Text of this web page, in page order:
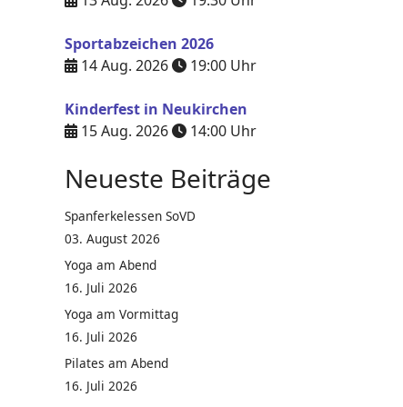
Sportabzeichen 2026
14 Aug. 2026
19:00 Uhr
Kinderfest in Neukirchen
15 Aug. 2026
14:00 Uhr
Neueste Beiträge
Spanferkelessen SoVD
03. August 2026
Yoga am Abend
16. Juli 2026
Yoga am Vormittag
16. Juli 2026
Pilates am Abend
16. Juli 2026